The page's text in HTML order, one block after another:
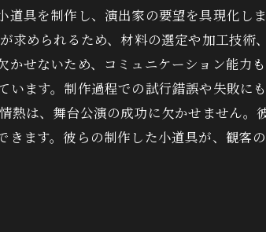
具を制作し、演出家の要望を具現化し
められるため、材料の選定や加工技術
せないため、コミュニケーション能力
ます。制作過程での試行錯誤や失敗に
熱は、舞台公演の成功に欠かせません。
ます。彼らの制作した小道具が、観客